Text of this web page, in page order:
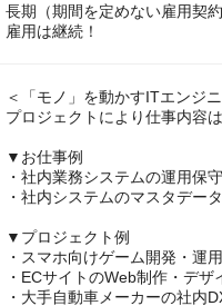
長期（期間を定めない雇用契
雇用は継続！
＜「モノ」を動かすITエンジ
プロジェクトにより仕事内容
▼お仕事例
・社内業務システムの運用保守
・社内システムのマスタデー
▼プロジェクト例
・スマホ向けゲーム開発・運用
・ECサイトのWeb制作・デザ
・大手自動車メーカーの社内